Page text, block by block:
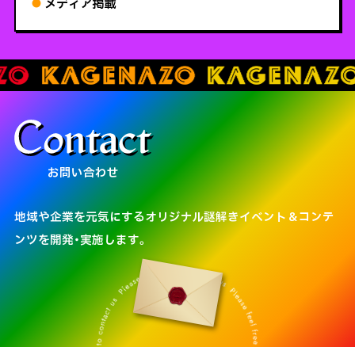
メディア掲載
お問い合わせ
地域や企業を元気にするオリジナル謎解きイベント＆コンテ
ンツを開発・実施します。